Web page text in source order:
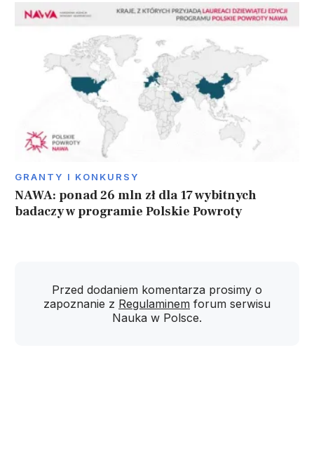
GRANTY I KONKURSY
NAWA: ponad 26 mln zł dla 17 wybitnych
badaczy w programie Polskie Powroty
Przed dodaniem komentarza prosimy o
zapoznanie z Regulaminem forum serwisu
Nauka w Polsce.